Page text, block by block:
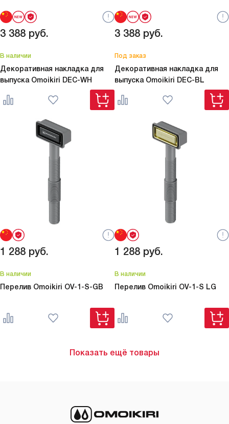
3 388 руб.
В наличии
Декоративная накладка для
выпуска Omoikiri DEC-WH
3 388 руб.
Под заказ
Декоративная накладка для
выпуска Omoikiri DEC-BL
1 288 руб.
В наличии
Перелив Omoikiri OV-1-S-GB
1 288 руб.
В наличии
Перелив Omoikiri OV-1-S LG
Показать ещё товары